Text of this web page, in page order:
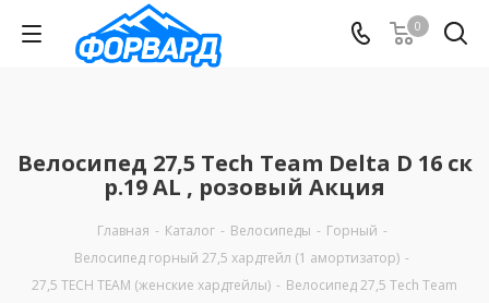
0
Велосипед 27,5 Tech Team Delta D 16 ск
р.19 AL , розовый Акция
Главная - Каталог - Велосипеды - Горный -
Велосипед горный 27,5 хардтейл (1 амортизатор) -
27,5 TECH TEAM (женские хардтейлы) - Велосипед 27,5 Tech Team